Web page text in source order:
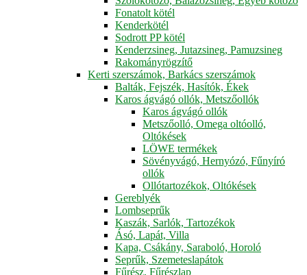
Fonatolt kötél
Kenderkötél
Sodrott PP kötél
Kenderzsineg, Jutazsineg, Pamuzsineg
Rakományrögzítő
Kerti szerszámok, Barkács szerszámok
Balták, Fejszék, Hasítók, Ékek
Karos ágvágó ollók, Metszőollók
Karos ágvágó ollók
Metszőolló, Omega oltóolló,
Oltókések
LÖWE termékek
Sövényvágó, Hernyózó, Fűnyíró
ollók
Ollótartozékok, Oltókések
Gereblyék
Lombseprűk
Kaszák, Sarlók, Tartozékok
Ásó, Lapát, Villa
Kapa, Csákány, Saraboló, Horoló
Seprűk, Szemeteslapátok
Fűrész, Fűrészlap